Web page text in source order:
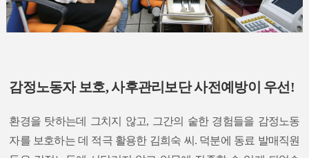
감정노동자 보호, 사후관리보단 사전예방이 우선!
환경을 탓하는데 그치지 않고, 그간의 숱한 경험들을 감정노동
자를 보호하는 데 적극 활용한 김희숙 씨. 덕분에 동료 발매직원